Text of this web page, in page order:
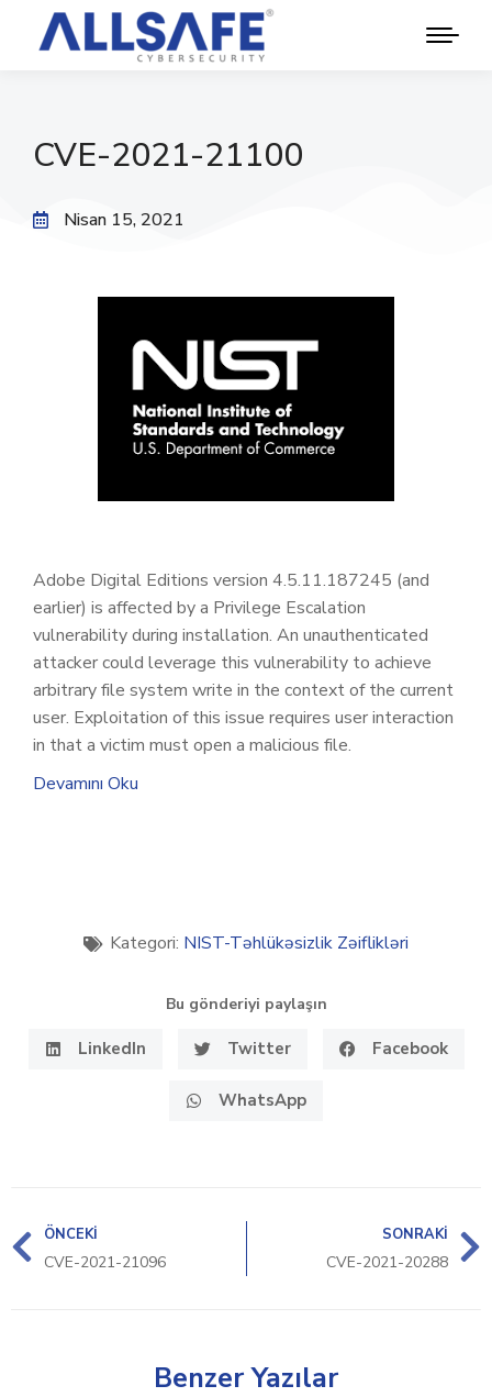
CVE-2021-21100
Nisan 15, 2021
Adobe Digital Editions version 4.5.11.187245 (and
earlier) is affected by a Privilege Escalation
vulnerability during installation. An unauthenticated
attacker could leverage this vulnerability to achieve
arbitrary file system write in the context of the current
user. Exploitation of this issue requires user interaction
in that a victim must open a malicious file.
Devamını Oku
Kategori: NIST-Təhlükəsizlik Zəiflikləri
Bu gönderiyi paylaşın
LinkedIn Twitter Facebook
WhatsApp
ÖNCEKI
CVE-2021-21096
SONRAKI
CVE-2021-20288
Benzer Yazılar